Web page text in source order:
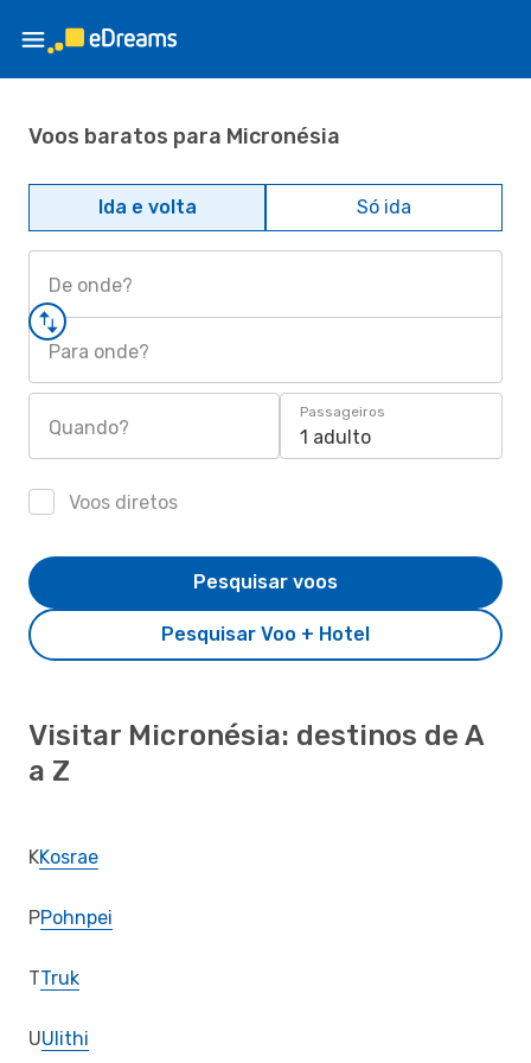
Voos baratos para Micronésia
Ida e volta Só ida
De onde?
Para onde?
Quando?
Passageiros
1 adulto
Voos diretos
Pesquisar Voo + Hotel
Pesquisar voos
Visitar Micronésia: destinos de A
a Z
KKosrae
PPohnpei
TTruk
UUlithi